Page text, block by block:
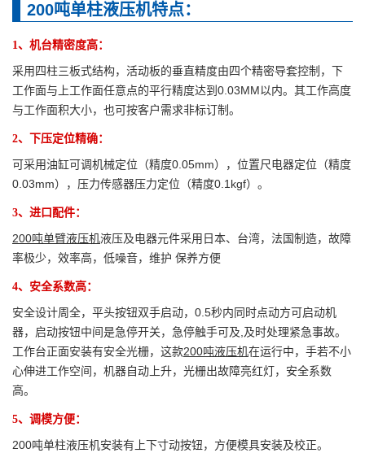
200吨单柱液压机特点：
1、机台精密度高：
采用四柱三板式结构，活动板的垂直精度由四个精密导套控制，下
工作面与上工作面任意点的平行精度达到0.03MM以内。其工作高度
与工作面积大小，也可按客户需求非标订制。
2、下压定位精确：
可采用油缸可调机械定位（精度0.05mm），位置尺电器定位（精度
0.03mm），压力传感器压力定位（精度0.1kgf）。
3、进口配件：
200吨单臂液压机液压及电器元件采用日本、台湾，法国制造，故障
率极少，效率高，低噪音，维护 保养方便
4、安全系数高：
安全设计周全，平头按钮双手启动，0.5秒内同时点动方可启动机
器，启动按钮中间是急停开关，急停触手可及,及时处理紧急事故。
工作台正面安装有安全光栅，这款200吨液压机在运行中，手若不小
心伸进工作空间，机器自动上升，光栅出故障亮红灯，安全系数
高。
5、调模方便：
200吨单柱液压机安装有上下寸动按钮，方便模具安装及校正。